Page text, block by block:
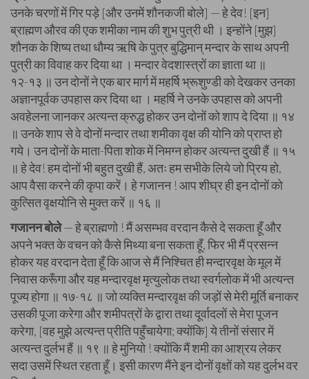
उनके चरणों में गिर पड़े [और उनमें शौनकजी बोले] — हे देव! [इन]
ब्राह्मण औरव की एक शमीका नाम की शुभ पुत्री थी । इन्होंने [मुझ]
शौनक के शिष्य तथा धौम्य ऋषि के पुत्र बुद्धिमान् मन्दार के साथ अपनी
पुत्री का विवाह कर दिया था । मन्दार वेदशास्त्रों का ज्ञाता था ॥
१२-१३ ॥ उन दोनों ने एक बार मार्ग में महर्षि भ्रूशुण्डी को देखकर उनका
अज्ञानपूर्वक उपहास कर दिया था । महर्षि ने उनके उपहास को अपनी
अवहेलना जानकर अत्यन्त क्रुद्ध होकर उन दोनों को शाप दे दिया ॥ १४
॥ उनके शाप से वे दोनों मन्दार तथा शमीका वृक्ष की योनि को प्राप्त हो
गये। उन दोनों के माता-पिता शोक में निमग्न होकर अत्यन्त दुखी हैं ॥ १५
॥ हे देव! हम दोनों भी बहुत दुखी हैं, अतः हम सभीके लिये जो प्रिय हो,
आप वैसा करने की कृपा करें। हे गजानन ! आप शीघ्र ही इन दोनों को
कुत्सित वृक्षयोनि से मुक्त करें ॥ १६ ॥
गजानन बोले— हे ब्राह्मणो ! मैं असम्भव वरदान कैसे दे सकता हूँ और
अपने भक्त के वचन को कैसे मिथ्या बना सकता हूँ, फिर भी मैं प्रसन्न
होकर यह वरदान देता हूँ कि आज से मैं निश्चित ही मन्दारवृक्ष के मूल में
निवास करूँगा और यह मन्दारवृक्ष मृत्युलोक तथा स्वर्गलोक में भी अत्यन्त
पूज्य होगा ॥ १७-१८ ॥ जो व्यक्ति मन्दारवृक्ष की जड़ों से मेरी मूर्ति बनाकर
उसकी पूजा करेगा और शमीपत्रों के द्वारा तथा दूर्वादलों से मेरा पूजन
करेगा, [वह मुझे अत्यन्त प्रीति पहुँचायेगा; क्योंकि] ये तीनों संसार में
अत्यन्त दुर्लभ हैं ॥ १९ ॥ हे मुनियो ! क्योंकि मैं शमी का आश्रय लेकर
सदा उसमें स्थित रहता हूँ। इसी कारण मैंने इन दोनों वृक्षों को यह दुर्लभ वर